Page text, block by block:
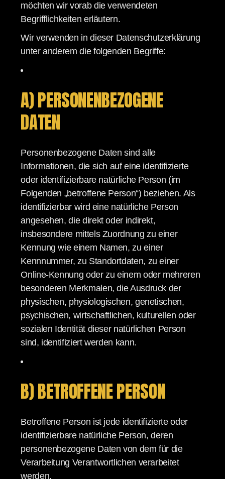
möchten wir vorab die verwendeten
Begrifflichkeiten erläutern.
Wir verwenden in dieser Datenschutzerklärung
unter anderem die folgenden Begriffe:
A) PERSONENBEZOGENE
DATEN
Personenbezogene Daten sind alle
Informationen, die sich auf eine identifizierte
oder identifizierbare natürliche Person (im
Folgenden „betroffene Person“) beziehen. Als
identifizierbar wird eine natürliche Person
angesehen, die direkt oder indirekt,
insbesondere mittels Zuordnung zu einer
Kennung wie einem Namen, zu einer
Kennnummer, zu Standortdaten, zu einer
Online-Kennung oder zu einem oder mehreren
besonderen Merkmalen, die Ausdruck der
physischen, physiologischen, genetischen,
psychischen, wirtschaftlichen, kulturellen oder
sozialen Identität dieser natürlichen Person
sind, identifiziert werden kann.
B) BETROFFENE PERSON
Betroffene Person ist jede identifizierte oder
identifizierbare natürliche Person, deren
personenbezogene Daten von dem für die
Verarbeitung Verantwortlichen verarbeitet
werden.